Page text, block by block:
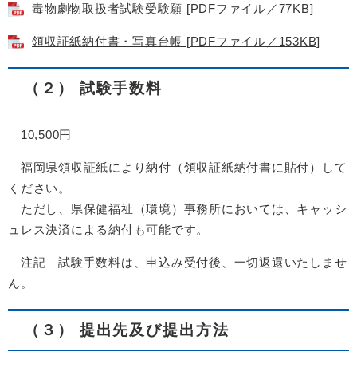
毒物劇物取扱者試験受験願 [PDFファイル／77KB]
領収証紙納付書・写真台帳 [PDFファイル／153KB]
（２） 試験手数料
10,500円
福岡県領収証紙により納付（領収証紙納付書に貼付）して
ください。
ただし、県保健福祉（環境）事務所においては、キャッシ
ュレス決済による納付も可能です。
注記 試験手数料は、申込み受付後、一切返還いたしませ
ん。
（３） 提出先及び提出方法